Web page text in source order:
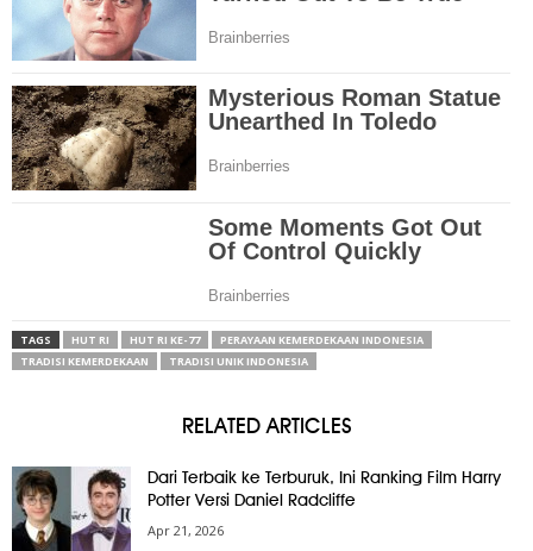
TAGS HUT RI HUT RI KE-77
PERAYAAN KEMERDEKAAN INDONESIA
TRADISI KEMERDEKAAN
TRADISI UNIK INDONESIA
RELATED ARTICLES
Dari Terbaik ke Terburuk, Ini Ranking Film Harry
Potter Versi Daniel Radcliffe
Apr 21, 2026